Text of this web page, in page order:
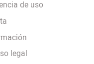
de uso
legal